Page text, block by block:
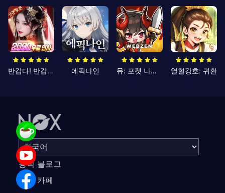
반갑다! 반갑삼국지 에픽나인 뮤: 포켓 나이츠 열혈강호: 귀환
공식 블로그
공식 카페